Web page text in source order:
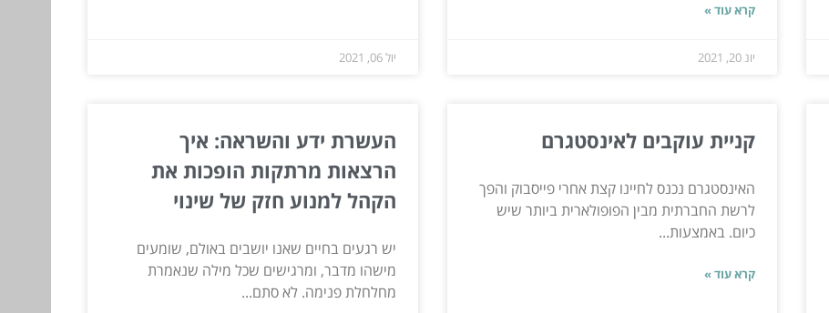
קרא עוד »
יונ 20, 2021 יול 06, 2021
קניית עוקבים לאינסטגרם
האינסטגרם נכנס לחיינו קצת אחרי פייסבוק והפך
לרשת החברתית מבין הפופולארית ביותר שיש
כיום. באמצעות...
קרא עוד »
העשרת ידע והשראה: איך
הרצאות מרתקות הופכות את
הקהל למנוע חזק של שינוי
יש רגעים בחיים שאנו יושבים באולם, שומעים
מישהו מדבר, ומרגישים שכל מילה שנאמרת
מחלחלת פנימה. לא סתם...